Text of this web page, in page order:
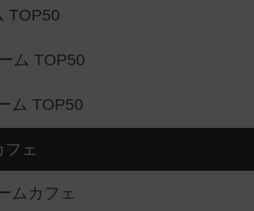
TOP50
ム TOP50
ム TOP50
フェ
ムカフェ